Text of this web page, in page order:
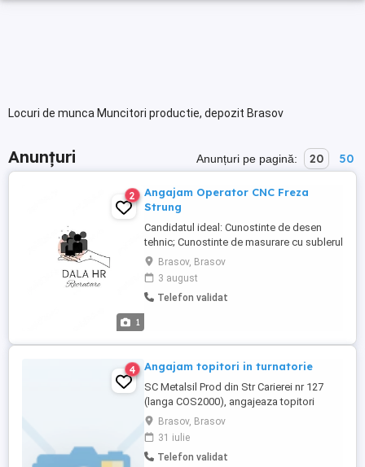
Locuri de munca Muncitori productie, depozit Brasov
Anunțuri Anunțuri pe pagină: 20 50
1
2
Angajam Operator CNC Freza
Strung
Candidatul ideal: Cunostinte de desen
tehnic; Cunostinte de masurare cu sublerul
si micrometrul; Minim 2 ani experienta;
Atenție la detalii, responsabilitate și
seriozitate; Disponibilitate pentru lucrul în
schimburi ( L-V : 3 schimburi)
Brasov, Brasov
3 august
Telefon validat
4 Angajam topitori in turnatorie
SC Metalsil Prod din Str Carierei nr 127
(langa COS2000), angajeaza topitori
pentru turnatorie . Cei cu experienta in
domeniu si care au atestat de macaragiu,
au un avantaj in selectia candidatului
pentru postul pus la dispozitie in
Brasov, Brasov
31 iulie
Telefon validat